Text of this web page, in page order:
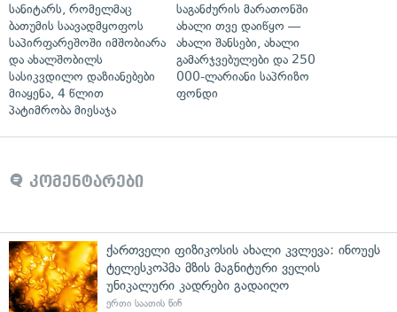
სანიტარს, რომელმაც
ბათუმის საავადმყოფოს
საპირფარეშოში იმშობიარა
და ახალშობილს
სასიკვდილო დაზიანებები
მიაყენა, 4 წლით
პატიმრობა მიესაჯა
საგანძურის მარათონში
ახალი თვე დაიწყო —
ახალი შანსები, ახალი
გამარჯვებულები და 250
000-ლარიანი საპრიზო
ფონდი
კომენტარები
ქართველი ფიზიკოსის ახალი კვლევა: ინოუეს
ტელესკოპმა მზის მაგნიტური ველის
უნიკალური კადრები გადაიღო
ერთი საათის წინ